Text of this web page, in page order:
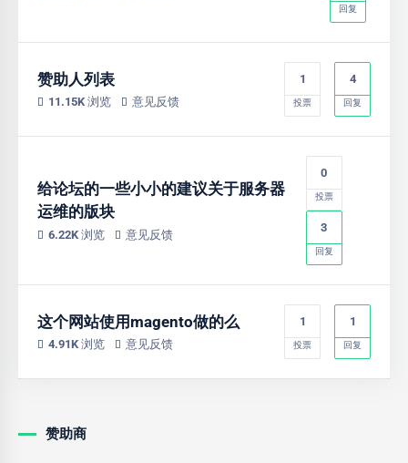
回复
赞助人列表
11.15K 浏览 意见反馈
1
投票
4
回复
给论坛的一些小小的建议关于服务器
运维的版块
6.22K 浏览 意见反馈
0
投票
3
回复
这个网站使用magento做的么
4.91K 浏览 意见反馈
1
投票
1
回复
赞助商